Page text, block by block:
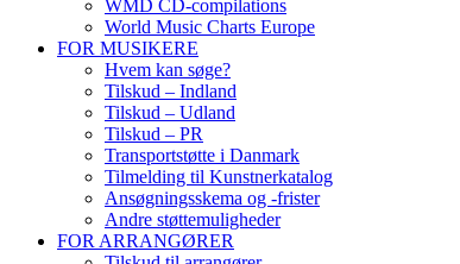
WMD CD-compilations
World Music Charts Europe
FOR MUSIKERE
Hvem kan søge?
Tilskud – Indland
Tilskud – Udland
Tilskud – PR
Transportstøtte i Danmark
Tilmelding til Kunstnerkatalog
Ansøgningsskema og -frister
Andre støttemuligheder
FOR ARRANGØRER